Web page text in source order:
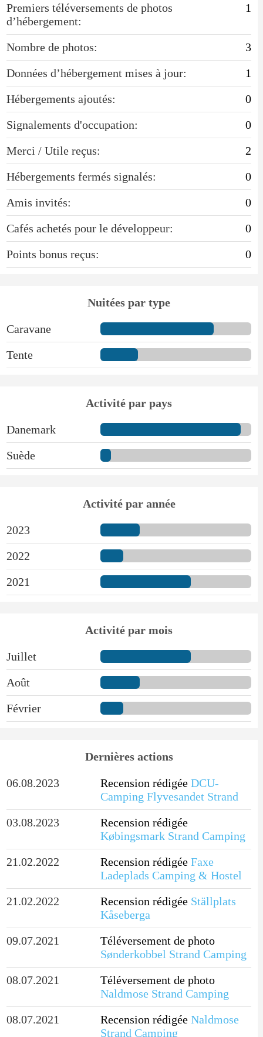
Premiers téléversements de photos
d’hébergement:
1
Nombre de photos:
3
Données d’hébergement mises à jour:
1
Hébergements ajoutés:
0
Signalements d'occupation:
0
Merci / Utile reçus:
2
Hébergements fermés signalés:
0
Amis invités:
0
Cafés achetés pour le développeur:
0
Points bonus reçus:
0
Nuitées par type
Caravane
Tente
Activité par pays
Danemark
Suède
Activité par année
2023
2022
2021
Activité par mois
Juillet
Août
Février
Dernières actions
06.08.2023 Recension rédigée DCU-
Camping Flyvesandet Strand
03.08.2023
Recension rédigée
Købingsmark Strand Camping
21.02.2022
Recension rédigée Faxe
Ladeplads Camping & Hostel
21.02.2022
Recension rédigée Ställplats
Kåseberga
09.07.2021
Téléversement de photo
Sønderkobbel Strand Camping
08.07.2021
Téléversement de photo
Naldmose Strand Camping
08.07.2021
Recension rédigée Naldmose
Strand Camping